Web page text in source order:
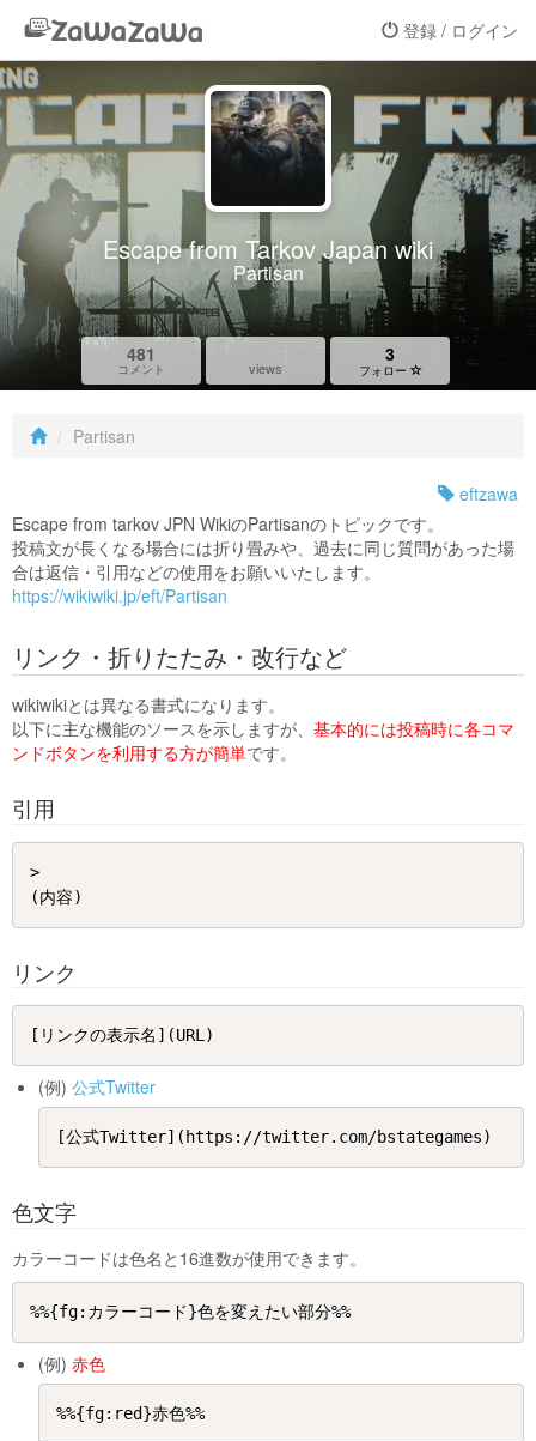
登録 / ログイン
Escape from Tarkov Japan wiki
Partisan
481
コメント views
3
フォロー
Partisan
eftzawa
Escape from tarkov JPN WikiのPartisanのトピックです。
投稿文が長くなる場合には折り畳みや、過去に同じ質問があった場
合は返信・引用などの使用をお願いいたします。
https://wikiwiki.jp/eft/Partisan
リンク・折りたたみ・改行など
wikiwikiとは異なる書式になります。
以下に主な機能のソースを示しますが、 基本的には投稿時に各コマ
ンドボタンを利用する方が簡単です。
引用
>
リンク
(例)公式Twitter
色文字
カラーコードは色名と16進数が使用できます。
(例)赤色